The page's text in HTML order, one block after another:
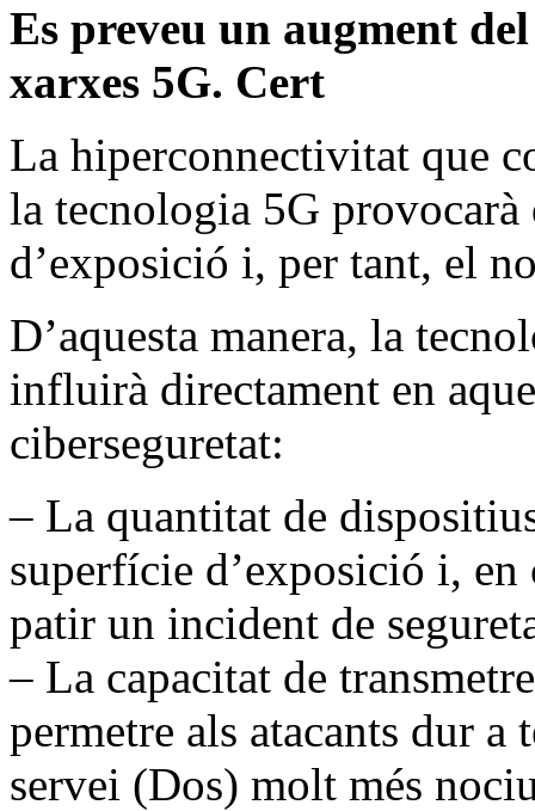
Es preveu un augment
xarxes 5G. Cert
La hiperconnectivitat que
la tecnologia 5G
d’exposició i, per tant, el
D’aquesta manera, la
influirà directament en
ciberseguretat:
– La quantitat de
superfície d’exposició i,
patir un incident de
– La capacitat de
permetre als atacants dur a
servei (Dos) molt més